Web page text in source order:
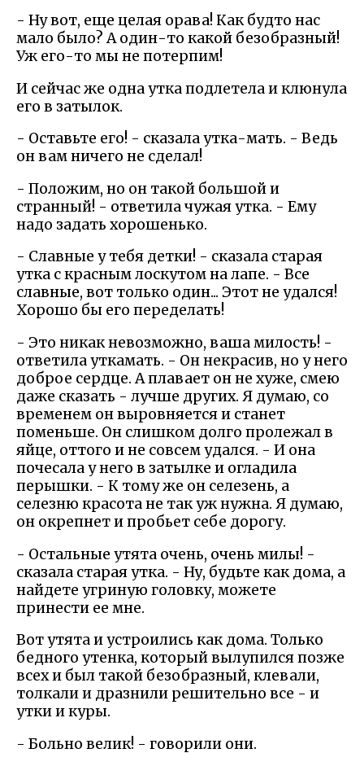
- Ну вот, еще целая орава! Как будто нас
мало было? А один-то какой безобразный!
Уж его-то мы не потерпим!
И сейчас же одна утка подлетела и клюнула
его в затылок.
- Оставьте его! - сказала утка-мать. - Ведь
он вам ничего не сделал!
- Положим, но он такой большой и
странный! - ответила чужая утка. - Ему
надо задать хорошенько.
- Славные у тебя детки! - сказала старая
утка с красным лоскутом на лапе. - Все
славные, вот только один... Этот не удался!
Хорошо бы его переделать!
- Это никак невозможно, ваша милость! -
ответила уткамать. - Он некрасив, но у него
доброе сердце. А плавает он не хуже, смею
даже сказать - лучше других. Я думаю, со
временем он выровняется и станет
поменьше. Он слишком долго пролежал в
яйце, оттого и не совсем удался. - И она
почесала у него в затылке и огладила
перышки. - К тому же он селезень, а
селезню красота не так уж нужна. Я думаю,
он окрепнет и пробьет себе дорогу.
- Остальные утята очень, очень милы! -
сказала старая утка. - Ну, будьте как дома, а
найдете угриную головку, можете
принести ее мне.
Вот утята и устроились как дома. Только
бедного утенка, который вылупился позже
всех и был такой безобразный, клевали,
толкали и дразнили решительно все - и
утки и куры.
- Больно велик! - говорили они.